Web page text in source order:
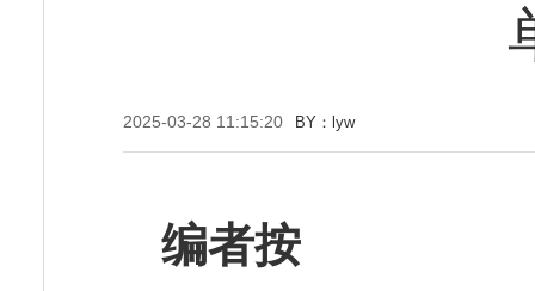
2025-03-28 11:15:20 BY：lyw
编者按